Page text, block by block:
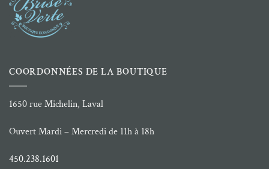
COORDONNÉES DE LA BOUTIQUE
1650 rue Michelin, Laval
Ouvert Mardi – Mercredi de 11h à 18h
450.238.1601